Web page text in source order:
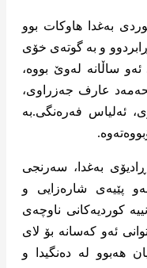
بەغدا هاوکات بوو
و بە گوتەی خۆی
ساڵانە لەوێ بووە،
عارف جەزراوی،
ئەلیاس فەرەنگی.بە
بەغدا، سەرنجی
پێیەی شارەزایی و
کوردیەکانی ناوچەی
ئەو کەسانە بۆ لای
هەبوو لە دەنگیدا و